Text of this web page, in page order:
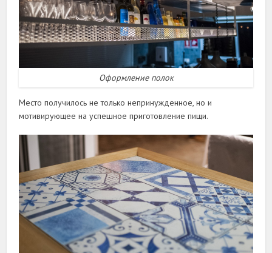
Оформление полок
Место получилось не только непринужденное, но и
мотивирующее на успешное приготовление пищи.